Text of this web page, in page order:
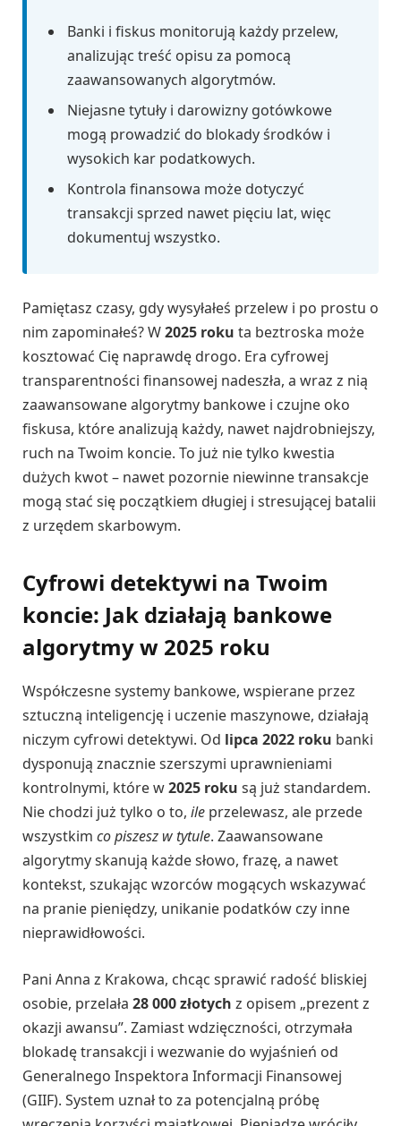
Banki i fiskus monitorują każdy przelew,
analizując treść opisu za pomocą
zaawansowanych algorytmów.
Niejasne tytuły i darowizny gotówkowe
mogą prowadzić do blokady środków i
wysokich kar podatkowych.
Kontrola finansowa może dotyczyć
transakcji sprzed nawet pięciu lat, więc
dokumentuj wszystko.
Pamiętasz czasy, gdy wysyłałeś przelew i po prostu o
nim zapominałeś? W2025 roku ta beztroska może
kosztować Cię naprawdę drogo. Era cyfrowej
transparentności finansowej nadeszła, a wraz z nią
zaawansowane algorytmy bankowe i czujne oko
fiskusa, które analizują każdy, nawet najdrobniejszy,
ruch na Twoim koncie. To już nie tylko kwestia
dużych kwot – nawet pozornie niewinne transakcje
mogą stać się początkiem długiej i stresującej batalii
z urzędem skarbowym.
Cyfrowi detektywi na Twoim
koncie: Jak działają bankowe
algorytmy w 2025 roku
Współczesne systemy bankowe, wspierane przez
sztuczną inteligencję i uczenie maszynowe, działają
niczym cyfrowi detektywi. Od lipca 2022 roku banki
dysponują znacznie szerszymi uprawnieniami
kontrolnymi, które w2025 roku są już standardem.
Nie chodzi już tylko o to, ile przelewasz, ale przede
wszystkim co piszesz w tytule. Zaawansowane
algorytmy skanują każde słowo, frazę, a nawet
kontekst, szukając wzorców mogących wskazywać
na pranie pieniędzy, unikanie podatków czy inne
nieprawidłowości.
Pani Anna z Krakowa, chcąc sprawić radość bliskiej
osobie, przelała 28 000 złotych z opisem „prezent z
okazji awansu”. Zamiast wdzięczności, otrzymała
blokadę transakcji i wezwanie do wyjaśnień od
Generalnego Inspektora Informacji Finansowej
(GIIF). System uznał to za potencjalną próbę